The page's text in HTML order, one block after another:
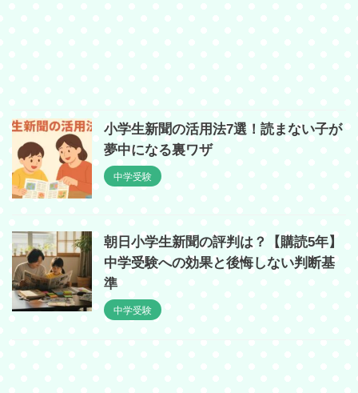
小学生新聞の活用法7選！読まない子が
夢中になる裏ワザ
中学受験
朝日小学生新聞の評判は？【購読5年】
中学受験への効果と後悔しない判断基
準
中学受験